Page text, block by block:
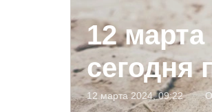
12 марта
сегодня
12 марта 2024, 09:22